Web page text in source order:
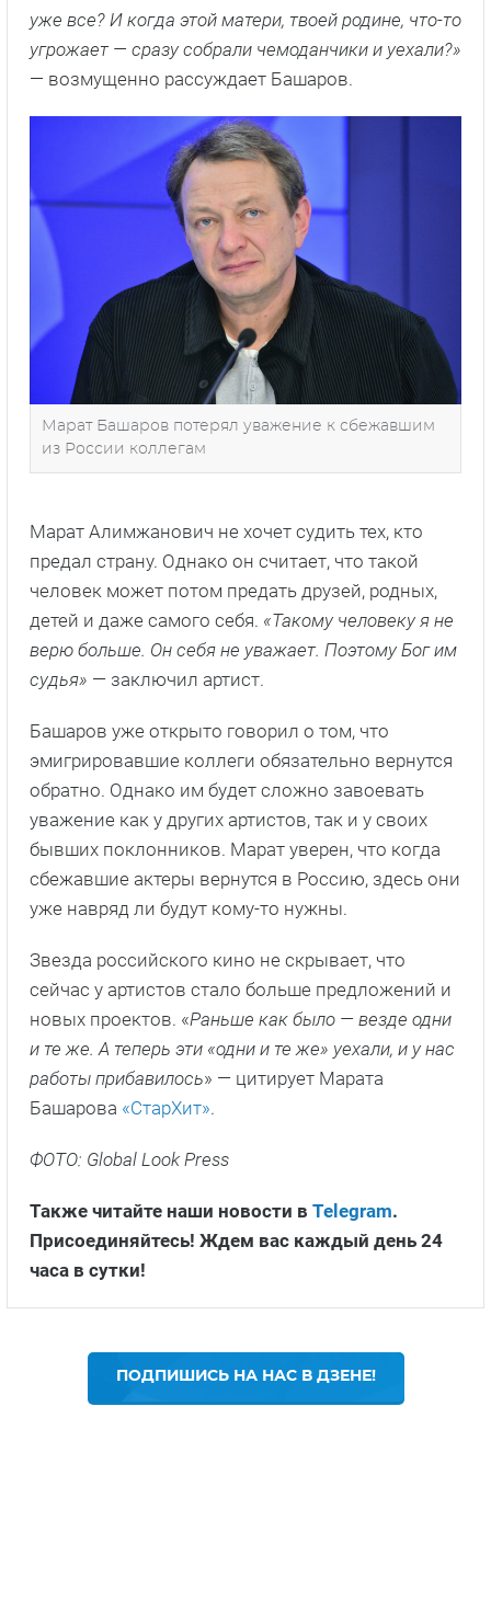
уже все? И когда этой матери, твоей родине, что-то
угрожает — сразу собрали чемоданчики и уехали?»
— возмущенно рассуждает Башаров.
Марат Башаров потерял уважение к сбежавшим
из России коллегам
Марат Алимжанович не хочет судить тех, кто
предал страну. Однако он считает, что такой
человек может потом предать друзей, родных,
детей и даже самого себя. «Такому человеку я не
верю больше. Он себя не уважает. Поэтому Бог им
судья» — заключил артист.
Башаров уже открыто говорил о том, что
эмигрировавшие коллеги обязательно вернутся
обратно. Однако им будет сложно завоевать
уважение как у других артистов, так и у своих
бывших поклонников. Марат уверен, что когда
сбежавшие актеры вернутся в Россию, здесь они
уже навряд ли будут кому-то нужны.
Звезда российского кино не скрывает, что
сейчас у артистов стало больше предложений и
новых проектов. «Раньше как было — везде одни
и те же. А теперь эти «одни и те же» уехали, и у нас
работы прибавилось» — цитирует Марата
Башарова «СтарХит».
ФОТО: Global Look Press
Также читайте наши новости в Telegram.
Присоединяйтесь! Ждем вас каждый день 24
часа в сутки!
ПОДПИШИСЬ НА НАС В ДЗЕНЕ!